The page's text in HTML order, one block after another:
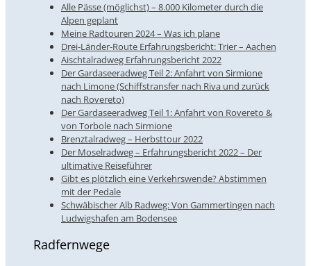
Alle Pässe (möglichst) – 8.000 Kilometer durch die
Alpen geplant
Meine Radtouren 2024 – Was ich plane
Drei-Länder-Route Erfahrungsbericht: Trier – Aachen
Aischtalradweg Erfahrungsbericht 2022
Der Gardaseeradweg Teil 2: Anfahrt von Sirmione
nach Limone (Schiffstransfer nach Riva und zurück
nach Rovereto)
Der Gardaseeradweg Teil 1: Anfahrt von Rovereto &
von Torbole nach Sirmione
Brenztalradweg – Herbsttour 2022
Der Moselradweg – Erfahrungsbericht 2022 – Der
ultimative Reiseführer
Gibt es plötzlich eine Verkehrswende? Abstimmen
mit der Pedale
Schwäbischer Alb Radweg: Von Gammertingen nach
Ludwigshafen am Bodensee
Radfernwege